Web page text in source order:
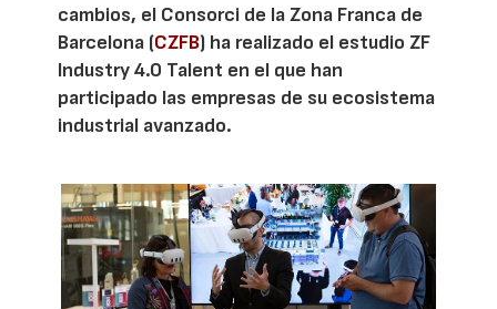
cambios, el Consorci de la Zona Franca de
Barcelona (CZFB) ha realizado el estudio ZF
Industry 4.0 Talent en el que han
participado las empresas de su ecosistema
industrial avanzado.